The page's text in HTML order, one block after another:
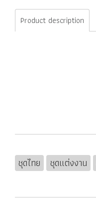
Product description
ชุดไทย ชุดแต่งงาน